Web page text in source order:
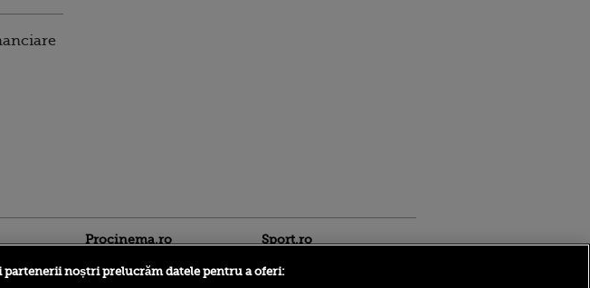
Procinema.ro Sport.ro
partenerii noștri prelucrăm datele pentru a oferi: